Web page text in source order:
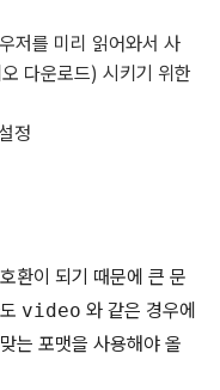
저를 미리 읽어와서 사
다운로드) 시키기 위한
정
환이 되기 때문에 큰 문
video 와 같은 경우에
는 포맷을 사용해야 올